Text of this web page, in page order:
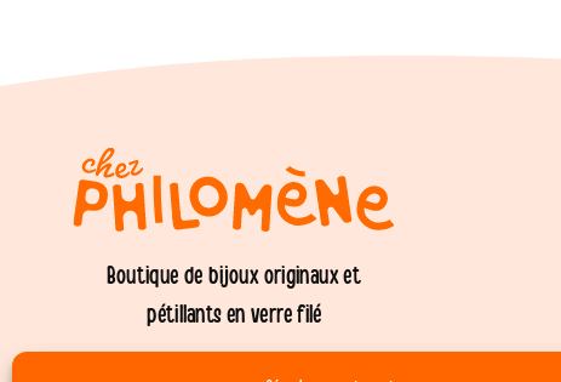
Boutique de bijoux originaux et
pétillants en verre filé